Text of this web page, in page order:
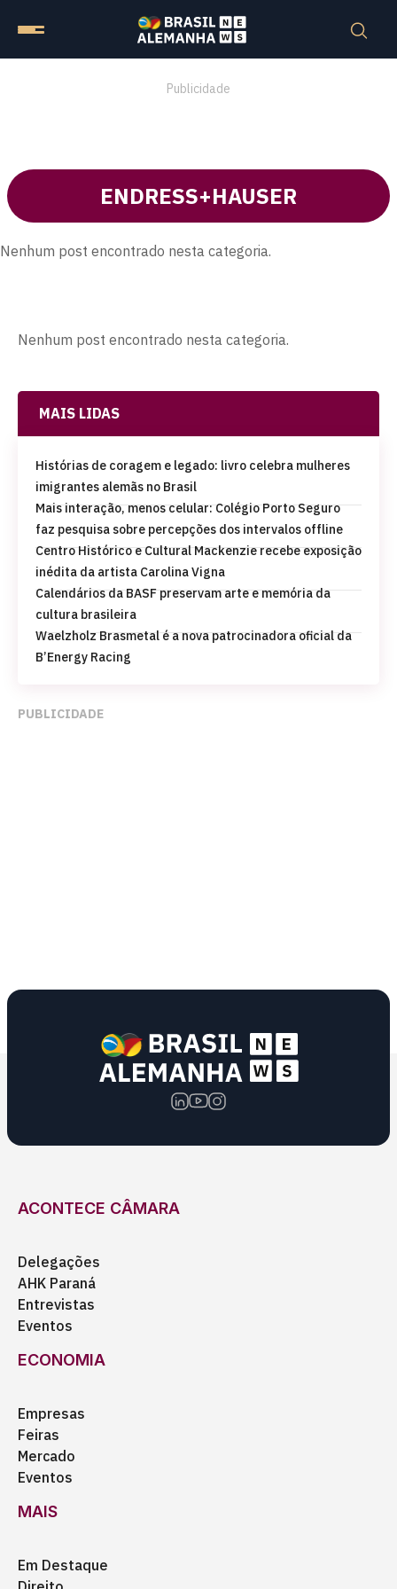
Publicidade
ENDRESS+HAUSER
Nenhum post encontrado nesta categoria.
Nenhum post encontrado nesta categoria.
MAIS LIDAS
Histórias de coragem e legado: livro celebra mulheres
imigrantes alemãs no Brasil
Mais interação, menos celular: Colégio Porto Seguro
faz pesquisa sobre percepções dos intervalos offline
Centro Histórico e Cultural Mackenzie recebe exposição
inédita da artista Carolina Vigna
Calendários da BASF preservam arte e memória da
cultura brasileira
Waelzholz Brasmetal é a nova patrocinadora oficial da
B’Energy Racing
PUBLICIDADE
ACONTECE CÂMARA
Delegações
AHK Paraná
Entrevistas
Eventos
ECONOMIA
Empresas
Feiras
Mercado
Eventos
MAIS
Em Destaque